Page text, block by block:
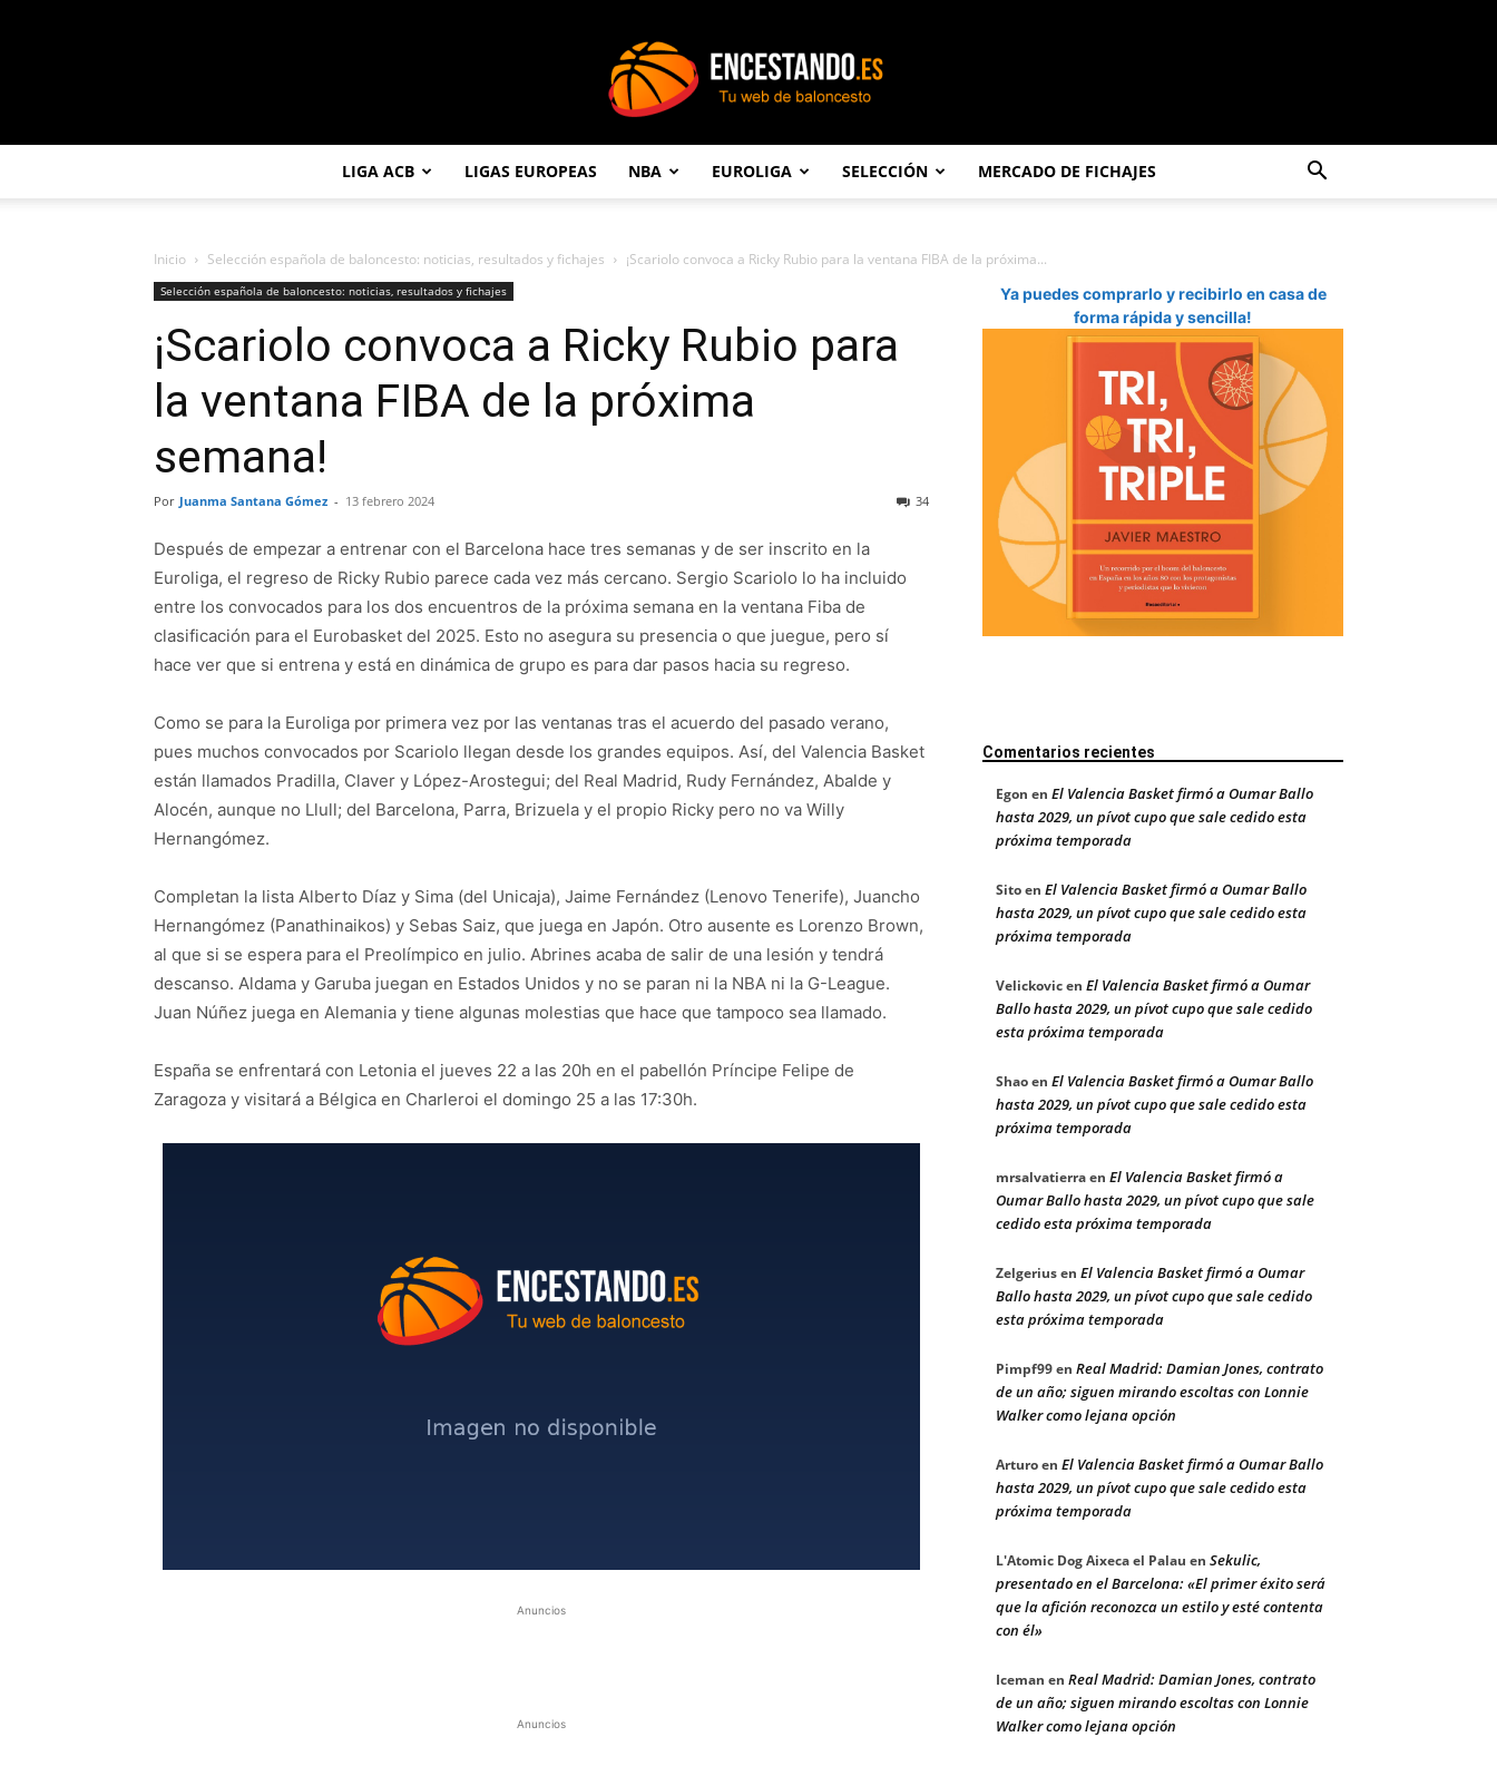
LIGA ACB LIGAS EUROPEAS NBA EUROLIGA SELECCIÓN MERCADO DE FICHAJES
Inicio Selección española de baloncesto: noticias, resultados y fichajes ¡Scariolo convoca a Ricky Rubio para la ventana FIBA de la próxima...
Selección española de baloncesto: noticias, resultados y fichajes
¡Scariolo convoca a Ricky Rubio para
la ventana FIBA de la próxima
semana!
Por Juanma Santana Gómez - 13 febrero 2024 34
Después de empezar a entrenar con el Barcelona hace tres semanas y de ser inscrito en la
Euroliga, el regreso de Ricky Rubio parece cada vez más cercano. Sergio Scariolo lo ha incluido
entre los convocados para los dos encuentros de la próxima semana en la ventana Fiba de
clasificación para el Eurobasket del 2025. Esto no asegura su presencia o que juegue, pero sí
hace ver que si entrena y está en dinámica de grupo es para dar pasos hacia su regreso.
Como se para la Euroliga por primera vez por las ventanas tras el acuerdo del pasado verano,
pues muchos convocados por Scariolo llegan desde los grandes equipos. Así, del Valencia Basket
están llamados Pradilla, Claver y López-Arostegui; del Real Madrid, Rudy Fernández, Abalde y
Alocén, aunque no Llull; del Barcelona, Parra, Brizuela y el propio Ricky pero no va Willy
Hernangómez.
Completan la lista Alberto Díaz y Sima (del Unicaja), Jaime Fernández (Lenovo Tenerife), Juancho
Hernangómez (Panathinaikos) y Sebas Saiz, que juega en Japón. Otro ausente es Lorenzo Brown,
al que si se espera para el Preolímpico en julio. Abrines acaba de salir de una lesión y tendrá
descanso. Aldama y Garuba juegan en Estados Unidos y no se paran ni la NBA ni la G-League.
Juan Núñez juega en Alemania y tiene algunas molestias que hace que tampoco sea llamado.
España se enfrentará con Letonia el jueves 22 a las 20h en el pabellón Príncipe Felipe de
Zaragoza y visitará a Bélgica en Charleroi el domingo 25 a las 17:30h.
Anuncios
Anuncios
Ya puedes comprarlo y recibirlo en casa de
forma rápida y sencilla!
Comentarios recientes
Egon en El Valencia Basket firmó a Oumar Ballo
hasta 2029, un pívot cupo que sale cedido esta
próxima temporada
Sitoen El Valencia Basket firmó a Oumar Ballo
hasta 2029, un pívot cupo que sale cedido esta
próxima temporada
Velickovicen El Valencia Basket firmó a Oumar
Ballo hasta 2029, un pívot cupo que sale cedido
esta próxima temporada
Shaoen El Valencia Basket firmó a Oumar Ballo
hasta 2029, un pívot cupo que sale cedido esta
próxima temporada
mrsalvatierraen El Valencia Basket firmó a
Oumar Ballo hasta 2029, un pívot cupo que sale
cedido esta próxima temporada
Zelgeriusen El Valencia Basket firmó a Oumar
Ballo hasta 2029, un pívot cupo que sale cedido
esta próxima temporada
Pimpf99en Real Madrid: Damian Jones, contrato
de un año; siguen mirando escoltas con Lonnie
Walker como lejana opción
Arturoen El Valencia Basket firmó a Oumar Ballo
hasta 2029, un pívot cupo que sale cedido esta
próxima temporada
L'Atomic Dog Aixeca el Palau en Sekulic,
presentado en el Barcelona: «El primer éxito será
que la afición reconozca un estilo y esté contenta
con él»
Iceman en Real Madrid: Damian Jones, contrato
de un año; siguen mirando escoltas con Lonnie
Walker como lejana opción